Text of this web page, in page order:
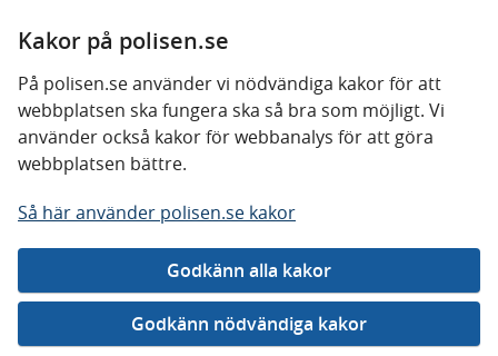
Kakor på polisen.se
På polisen.se använder vi nödvändiga kakor för att
webbplatsen ska fungera ska så bra som möjligt. Vi
använder också kakor för webbanalys för att göra
webbplatsen bättre.
Så här använder polisen.se kakor